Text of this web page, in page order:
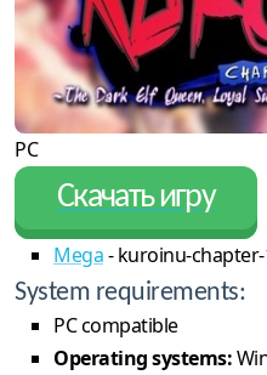
PC
Скачать игру
Mega- kuroinu-
System requirements:
PC compatible
Operating systems: